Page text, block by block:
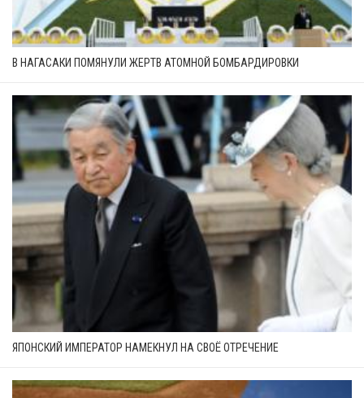
В НАГАСАКИ ПОМЯНУЛИ ЖЕРТВ АТОМНОЙ БОМБАРДИРОВКИ
ЯПОНСКИЙ ИМПЕРАТОР НАМЕКНУЛ НА СВОЁ ОТРЕЧЕНИЕ